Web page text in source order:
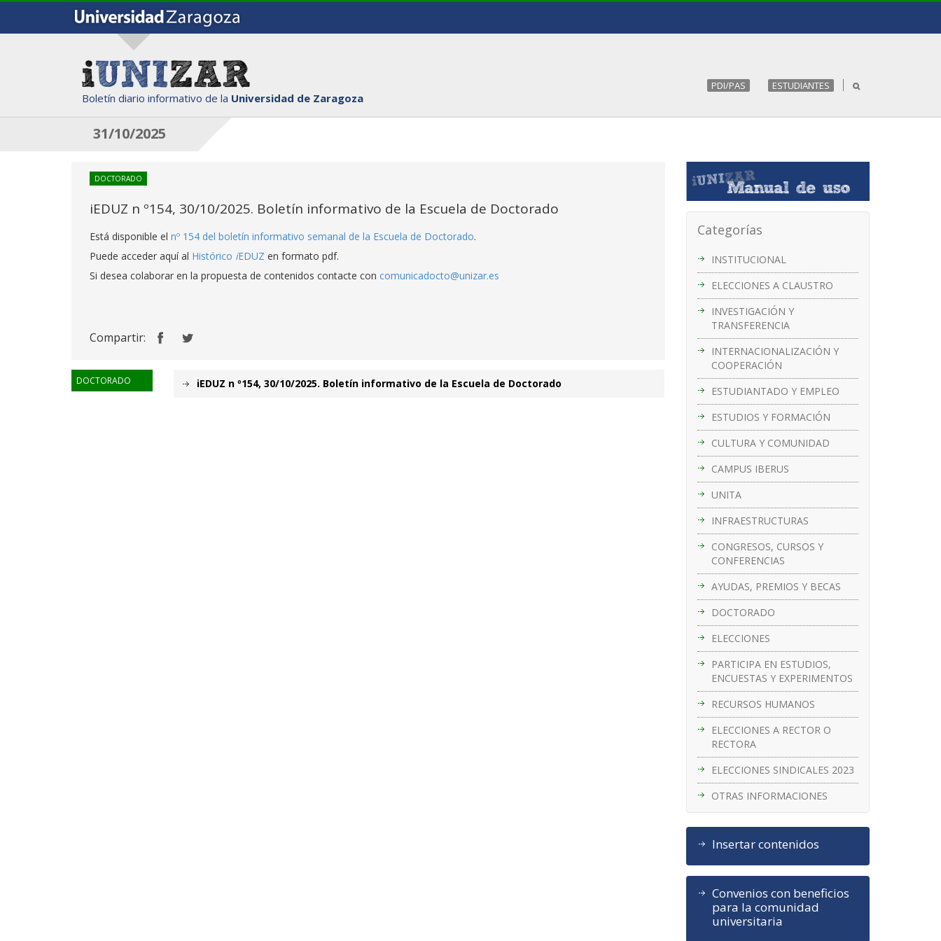
Boletín diario informativo de la Universidad de Zaragoza
PDI/PAS ESTUDIANTES
31/10/2025
Categorías
INSTITUCIONAL
ELECCIONES A CLAUSTRO
INVESTIGACIÓN Y
TRANSFERENCIA
INTERNACIONALIZACIÓN Y
COOPERACIÓN
ESTUDIANTADO Y EMPLEO
ESTUDIOS Y FORMACIÓN
CULTURA Y COMUNIDAD
CAMPUS IBERUS
UNITA
INFRAESTRUCTURAS
CONGRESOS, CURSOS Y
CONFERENCIAS
AYUDAS, PREMIOS Y BECAS
DOCTORADO
ELECCIONES
PARTICIPA EN ESTUDIOS,
ENCUESTAS Y EXPERIMENTOS
RECURSOS HUMANOS
ELECCIONES A RECTOR O
RECTORA
ELECCIONES SINDICALES 2023
OTRAS INFORMACIONES
Insertar contenidos
Convenios con beneficios
para la comunidad
universitaria
DOCTORADO
iEDUZ n º154, 30/10/2025. Boletín informativo de la Escuela de Doctorado
Está disponible el nº 154 del boletín informativo semanal de la Escuela de Doctorado.
Puede acceder aquí al Histórico iEDUZ en formato pdf.
Si desea colaborar en la propuesta de contenidos contacte con comunicadocto@unizar.es
Compartir:
DOCTORADO iEDUZ n º154, 30/10/2025. Boletín informativo de la Escuela de Doctorado